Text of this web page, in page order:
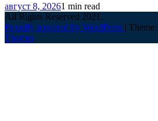
август 8, 20261 min read
All Rights Reserved 2021.
Proudly powered by WordPress |
Themes.